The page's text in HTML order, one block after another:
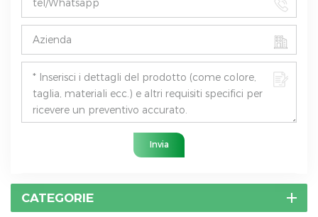
Invia
CATEGORIE